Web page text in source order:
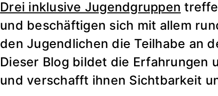
Drei inklusive Jugendgruppen
und beschäftigen sich mit allem
den Jugendlichen die Teilhabe an
Dieser Blog bildet die Erfahrungen
und verschafft ihnen Sichtbarkeit